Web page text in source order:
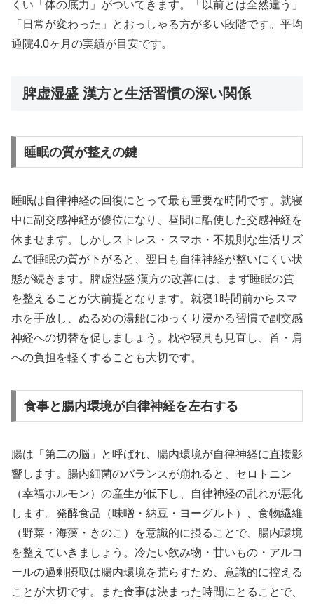
くい「体の底力」がついてきます。「以前とは全然違う」
「日常が変わった」とおっしゃる方が多い段階です。平均
通院4.0ヶ月の実績が目安です。
脾虚湿盛 漢方と生活習慣の深い関係
睡眠の質が整えの鍵
睡眠は自律神経の回復にとって最も重要な時間です。就寝
中に副交感神経が優位になり、昼間に酷使した交感神経を
休ませます。しかしストレス・スマホ・不規則な生活リズ
ムで睡眠の質が下がると、翌日も自律神経が整いにくい状
態が続きます。脾虚湿盛 漢方の改善には、まず睡眠の質
を整えることが大前提となります。就寝1時間前からスマ
ホを手放し、ぬるめの湯船にゆっくり浸かる習慣で副交感
神経への切替を促しましょう。枕や寝具も見直し、首・肩
への負担を軽くすることも大切です。
食事と腸内環境が自律神経を左右する
腸は「第二の脳」と呼ばれ、腸内環境が自律神経に直接影
響します。腸内細菌のバランスが崩れると、セロトニン
（幸福ホルモン）の産生が低下し、自律神経の乱れが悪化
します。発酵食品（味噌・納豆・ヨーグルト）、食物繊維
（野菜・海藻・きのこ）を意識的に摂ることで、腸内環境
を整えていきましょう。冷たい飲み物・甘いもの・アルコ
ールの過剰摂取は腸内環境を荒らすため、意識的に控える
ことが大切です。また食事は決まった時間にとることで、